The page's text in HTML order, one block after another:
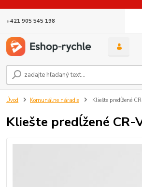
+421 905 545 198
Úvod Komunálne náradie Kliešte predĺžené
Kliešte predĺžené CR-